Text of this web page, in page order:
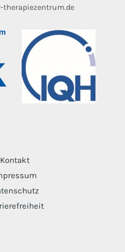
therapiezentrum.de
Kontakt